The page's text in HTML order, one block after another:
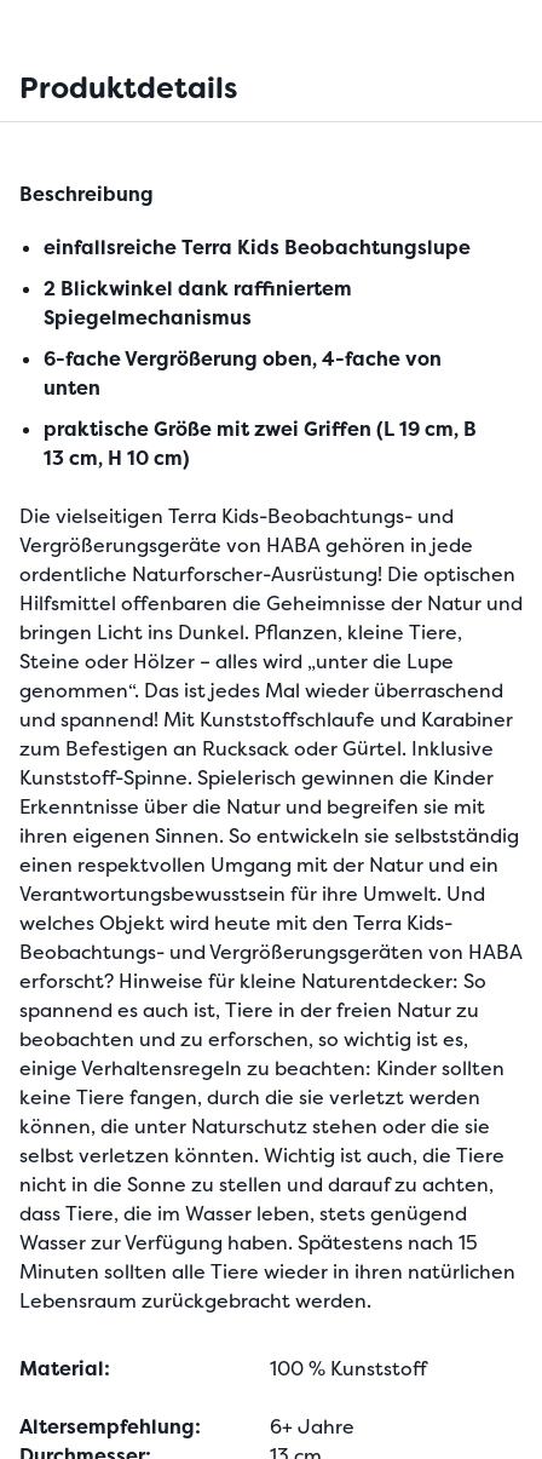
Produktdetails
Beschreibung
einfallsreiche Terra Kids Beobachtungslupe
2 Blickwinkel dank raffiniertem
Spiegelmechanismus
6-fache Vergrößerung oben, 4-fache von
unten
praktische Größe mit zwei Griffen (L 19 cm, B
13 cm, H 10 cm)
Die vielseitigen Terra Kids-Beobachtungs- und
Vergrößerungsgeräte von HABA gehören in jede
ordentliche Naturforscher-Ausrüstung! Die optischen
Hilfsmittel offenbaren die Geheimnisse der Natur und
bringen Licht ins Dunkel. Pflanzen, kleine Tiere,
Steine oder Hölzer – alles wird „unter die Lupe
genommen“. Das ist jedes Mal wieder überraschend
und spannend! Mit Kunststoffschlaufe und Karabiner
zum Befestigen an Rucksack oder Gürtel. Inklusive
Kunststoff-Spinne. Spielerisch gewinnen die Kinder
Erkenntnisse über die Natur und begreifen sie mit
ihren eigenen Sinnen. So entwickeln sie selbstständig
einen respektvollen Umgang mit der Natur und ein
Verantwortungsbewusstsein für ihre Umwelt. Und
welches Objekt wird heute mit den Terra Kids-
Beobachtungs- und Vergrößerungsgeräten von HABA
erforscht? Hinweise für kleine Naturentdecker: So
spannend es auch ist, Tiere in der freien Natur zu
beobachten und zu erforschen, so wichtig ist es,
einige Verhaltensregeln zu beachten: Kinder sollten
keine Tiere fangen, durch die sie verletzt werden
können, die unter Naturschutz stehen oder die sie
selbst verletzen könnten. Wichtig ist auch, die Tiere
nicht in die Sonne zu stellen und darauf zu achten,
dass Tiere, die im Wasser leben, stets genügend
Wasser zur Verfügung haben. Spätestens nach 15
Minuten sollten alle Tiere wieder in ihren natürlichen
Lebensraum zurückgebracht werden.
Material: 100 % Kunststoff
Altersempfehlung:
6+ Jahre